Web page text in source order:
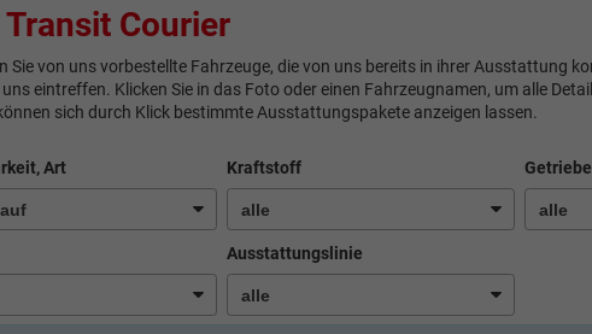
Transit Courier
Sie von uns vorbestellte Fahrzeuge, die von uns bereits in ihrer Ausstattung
uns eintreffen. Klicken Sie in das Foto oder einen Fahrzeugnamen, um alle
sich durch Klick bestimmte Ausstattungspakete anzeigen lassen.
Art Kraftstoff Getriebe
Ausstattungslinie